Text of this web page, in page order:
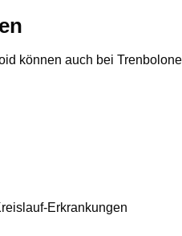
können auch bei
Erkrankungen